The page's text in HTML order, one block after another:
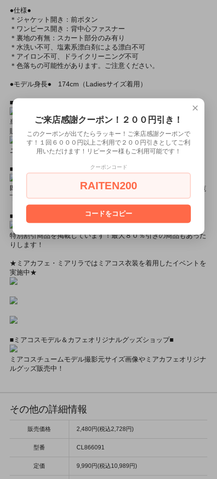
●仕様●
＊ジャケット開き：前ボタン
＊ワンピース開き：背中心ファスナー
＊裏地の有無：スカート部分のみ有り
＊水洗い不可、塩素系漂白剤による漂白不可
＊アイロン不可、ドライクリーニング不可
＊色落ちの可能性があります。ご注意ください。
●モデル身長● 174cm（Ladiesサイズ着用）
■おすすめオプション小物類■
単品カチューシャやネコ耳などの小物類（1000円程度より多数
販売中）
ニーハイソックス、タイツなど（500円より多数販売中！）
■すぐに商品が欲しい！！という方■
即日配達商品一覧がございますので、よろしければそちらをご覧
下さいませ。
■とにかく安くて高品質な商品が欲しい！という方■
特別割引商品を掲載しています！最大８０％引きの商品もあった
りします！
★ミアカフェ・ミアリラではミアコス衣装を着用したイベントを
実施中★
■ミアコスモデル＆カフェオリジナルグッズショップ■
ミアコスチュームモデル撮影元サイズ画像やミアカフェオリジナ
ルグッズ販売中！
その他の詳細情報
販売価格 2,480円(税込2,728円)
型番 CL866091
定価 9,990円(税込10,989円)
×
ご来店感謝クーポン！２００円引き！
このクーポンが出てたらラッキー！ご来店感謝クーポンで
す！１回６０００円以上ご利用で２００円引きとしてご利
用いただけます！リピーター様もご利用可能です！
クーポンコード
RAITEN200
コードをコピー